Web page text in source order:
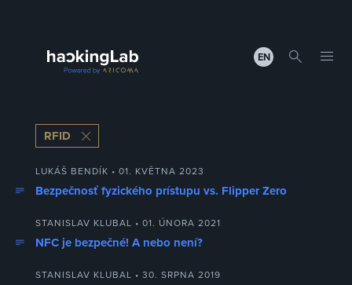
EN
RFID
LUKÁŠ BENDÍK • 01. KVĚTNA 2023
Bezpečnosť fyzického prístupu vs. Flipper Zero
STANISLAV KLUBAL • 01. ÚNORA 2021
NFC je bezpečné! A nebo není?
STANISLAV KLUBAL • 30. SRPNA 2019